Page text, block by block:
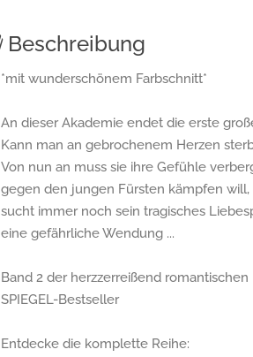
Beschreibung
*mit wunderschönem Farbschnitt*
An dieser Akademie endet die erste
Kann man an gebrochenem Herzen
Von nun an muss sie ihre Gefühle
gegen den jungen Fürsten kämpfen
sucht immer noch sein tragisches
eine gefährliche Wendung ...
Band 2 der herzzerreißend romantischen
SPIEGEL-Bestseller
Entdecke die komplette Reihe: